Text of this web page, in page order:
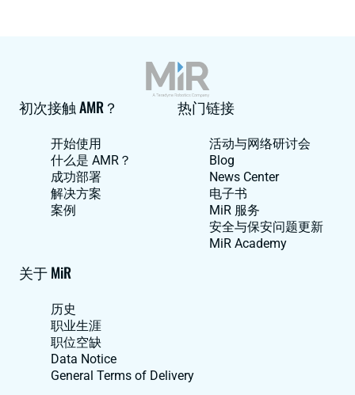
初次接触 AMR？
开始使用
什么是 AMR？
成功部署
解决方案
案例
热门链接
活动与网络研讨会
Blog
News Center
电子书
MiR 服务
安全与保安问题更新
MiR Academy
关于 MiR
历史
职业生涯
职位空缺
Data Notice
General Terms of Delivery